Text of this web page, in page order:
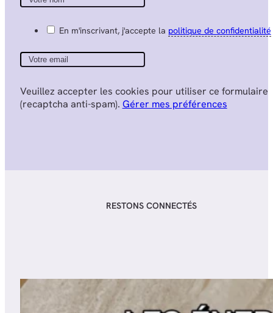
En m'inscrivant, j'accepte la politique de confidentialité
Veuillez accepter les cookies pour utiliser ce formulaire
(recaptcha anti-spam). Gérer mes préférences
RESTONS CONNECTÉS